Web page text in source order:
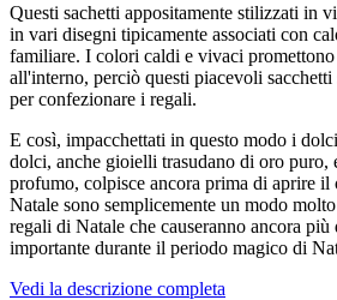
Questi sachetti appositamente stilizzati in
in vari disegni tipicamente associati con
familiare. I colori caldi e vivaci promettono
all'interno, perciò questi piacevoli sacchetti
per confezionare i regali.
E così, impacchettati in questo modo i
dolci, anche gioielli trasudano di oro puro,
profumo, colpisce ancora prima di aprire il
Natale sono semplicemente un modo
regali di Natale che causeranno ancora
importante durante il periodo magico di
Vedi la descrizione completa